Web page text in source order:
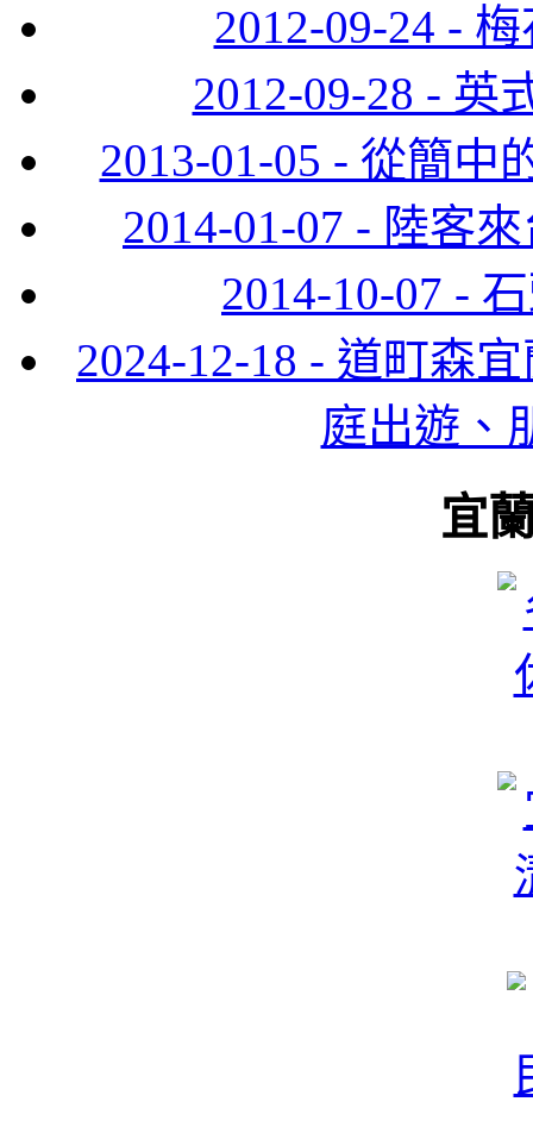
2012-09-24 -
2012-09-28 - 英
2013-01-05 - 從簡中
2014-01-07 - 陸客
2014-10-07 -
2024-12-18 - 道町森
庭出遊、
宜